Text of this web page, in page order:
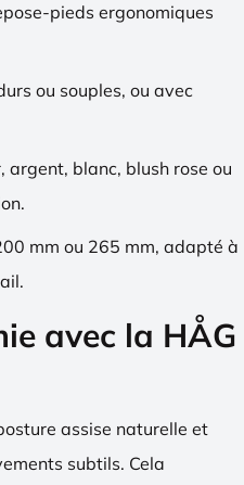
pieds ergonomiques
ou souples, ou avec
argent, blanc, blush rose ou
mm ou 265 mm, adapté à
avec la HÅG
assise naturelle et
subtils. Cela